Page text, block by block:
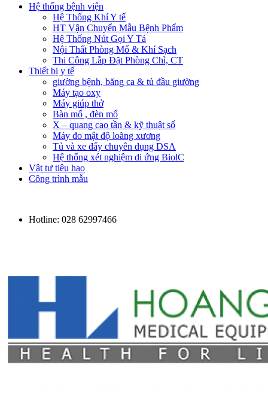
Hệ thống bệnh viện
Hệ Thống Khí Y tế
HT Vận Chuyển Mẫu Bệnh Phẩm
Hệ Thống Nút Gọi Y Tá
Nội Thất Phòng Mổ & Khí Sạch
Thi Công Lắp Đặt Phòng Chì, CT
Thiết bị y tế
giường bệnh, băng ca & tủ đầu giường
Máy tạo oxy
Máy giúp thở
Bàn mổ , đèn mổ
X – quang cao tần & kỹ thuật số
Máy đo mật độ loãng xương
Tủ và xe đẩy chuyên dụng DSA
Hệ thống xét nghiệm di ứng BiolC
Vật tư tiêu hao
Công trình mẫu
Hotline: 028 62997466